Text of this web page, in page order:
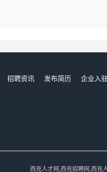
招聘资讯 发布简历 企业入
西充人才网,西充招聘网,西充